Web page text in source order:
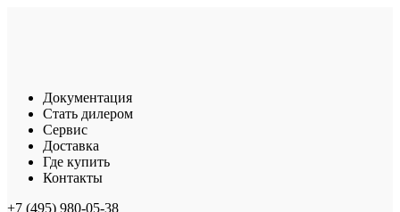
Документация
Стать дилером
Сервис
Доставка
Где купить
Контакты
+7 (495) 980-05-38